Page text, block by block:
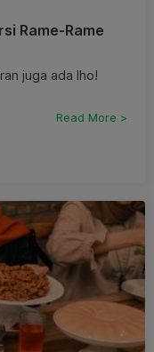
Rame-Rame
juga ada lho!
Read More >